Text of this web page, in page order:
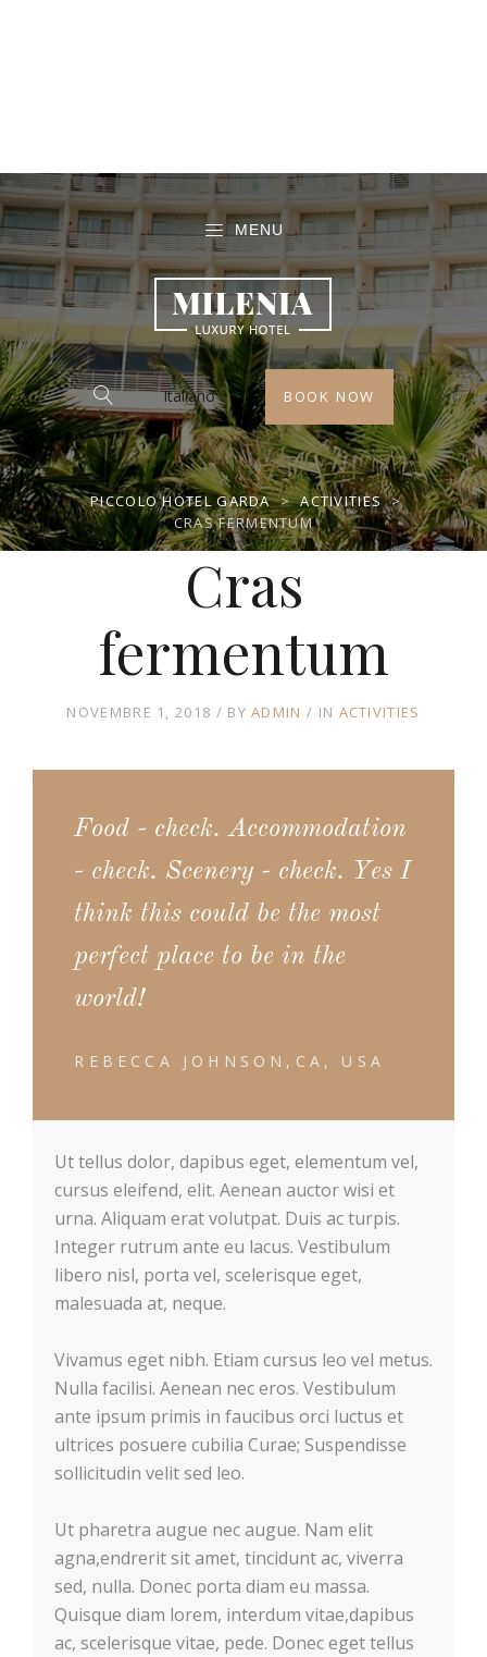
MENU
Italiano BOOK NOW
PICCOLO HOTEL GARDA > ACTIVITIES >
CRAS FERMENTUM
Cras
fermentum
NOVEMBRE 1, 2018 BYADMIN IN ACTIVITIES
Food - check. Accommodation
- check. Scenery - check. Yes I
think this could be the most
perfect place to be in the
world!
REBECCA JOHNSON,CA, USA
Ut tellus dolor, dapibus eget, elementum vel,
cursus eleifend, elit. Aenean auctor wisi et
urna. Aliquam erat volutpat. Duis ac turpis.
Integer rutrum ante eu lacus. Vestibulum
libero nisl, porta vel, scelerisque eget,
malesuada at, neque.
Vivamus eget nibh. Etiam cursus leo vel metus.
Nulla facilisi. Aenean nec eros. Vestibulum
ante ipsum primis in faucibus orci luctus et
ultrices posuere cubilia Curae; Suspendisse
sollicitudin velit sed leo.
Ut pharetra augue nec augue. Nam elit
agna,endrerit sit amet, tincidunt ac, viverra
sed, nulla. Donec porta diam eu massa.
Quisque diam lorem, interdum vitae,dapibus
ac, scelerisque vitae, pede. Donec eget tellus